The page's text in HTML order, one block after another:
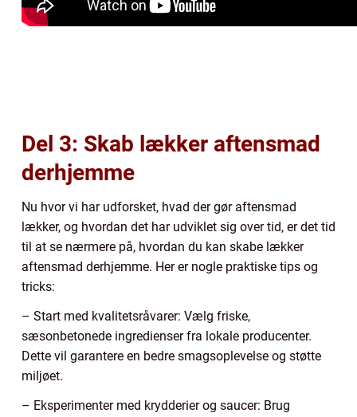
Del 3: Skab lækker aftensmad
derhjemme
Nu hvor vi har udforsket, hvad der gør aftensmad
lækker, og hvordan det har udviklet sig over tid, er det tid
til at se nærmere på, hvordan du kan skabe lækker
aftensmad derhjemme. Her er nogle praktiske tips og
tricks:
– Start med kvalitetsråvarer: Vælg friske,
sæsonbetonede ingredienser fra lokale producenter.
Dette vil garantere en bedre smagsoplevelse og støtte
miljøet.
– Eksperimenter med krydderier og saucer: Brug